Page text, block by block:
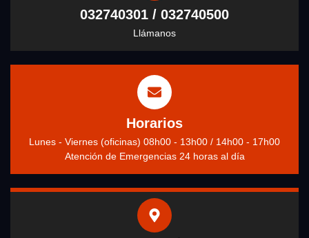
032740301 / 032740500
Llámanos
Horarios
Lunes - Viernes (oficinas) 08h00 - 13h00 / 14h00 - 17h00
Atención de Emergencias 24 horas al día